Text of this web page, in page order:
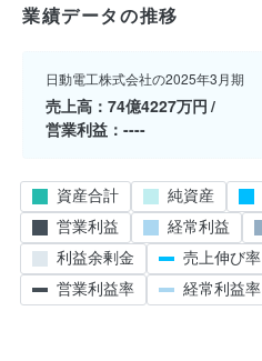
業績データの推移
日動電工株式会社の2025年3月期
売上高
74億4227万円
営業利益
----
資産合計 純資産
営業利益
経常利益
利益余剰金
売上伸び率
営業利益率
経常利益率